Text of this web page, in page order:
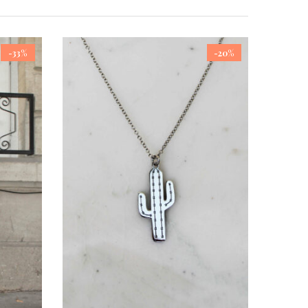
-33% -20%